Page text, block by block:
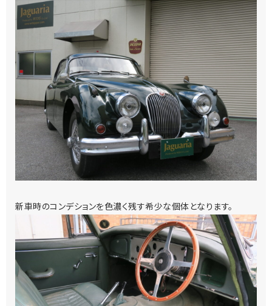
新車時のコンデションを色濃く残す希少な個体となります。